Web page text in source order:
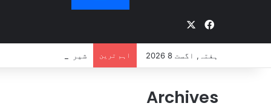
Facebook
ہفتہ, اگست 8 2026 اہم ترین شیر اقتدار کا بھوکا
Archives